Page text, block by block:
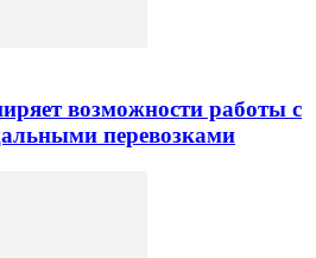
возможности работы с
перевозками